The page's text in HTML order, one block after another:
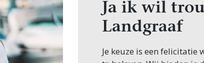
Ja ik wil
Landgraaf
Je keuze is een felicitatie